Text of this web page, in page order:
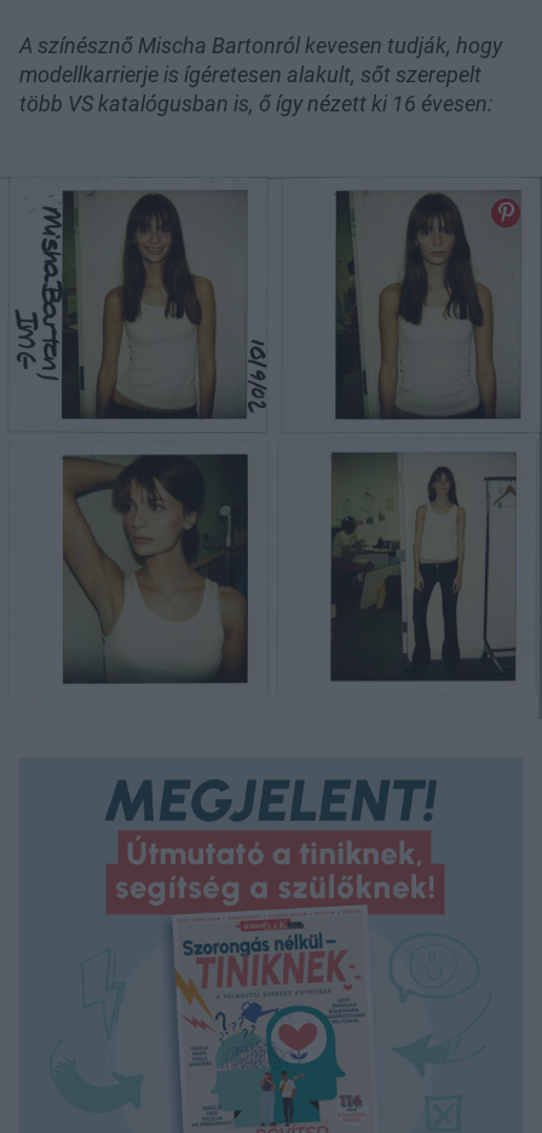
A színésznő Mischa Bartonról kevesen tudják, hogy
modellkarrierje is ígéretesen alakult, sőt szerepelt
több VS katalógusban is, ő így nézett ki 16 évesen: